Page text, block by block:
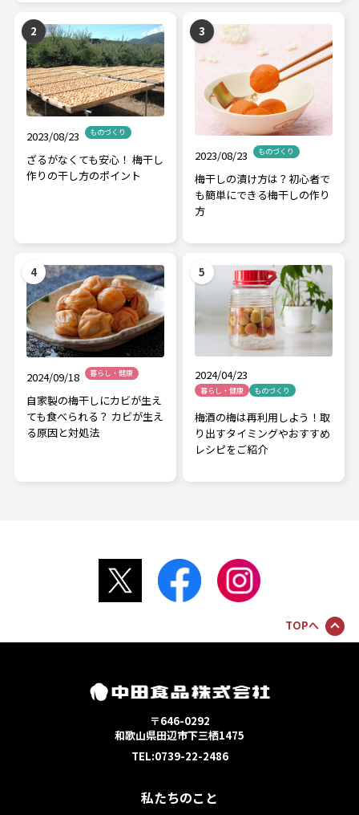
2023/08/23 ものづくり
ざるがなくても安心！ 梅干し
作りの干し方のポイント
2023/08/23 ものづくり
梅干しの漬け方は？初心者で
も簡単にできる梅干しの作り
方
2024/09/18 暮らし・健康
自家製の梅干しにカビが生え
ても食べられる？ カビが生え
る原因と対処法
2024/04/23
暮らし・健康 ものづくり
梅酒の梅は再利用しよう！取
り出すタイミングやおすすめ
レシピをご紹介
TOPへ
〒646-0292
和歌山県田辺市下三栖1475
TEL:0739-22-2486
私たちのこと